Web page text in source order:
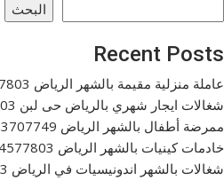
البحث
Recent Posts
عاملة منزلية مقيمة بالشهر الرياض 0594577803
شغالات ايجار شهري بالرياض حى لبن 0594577803
ممرضة أطفال بالشهر الرياض 0583707749
خادمات كينيات بالشهر الرياض 0594577803
شغالات بالشهر اندونيسيات في الرياض 0594577803